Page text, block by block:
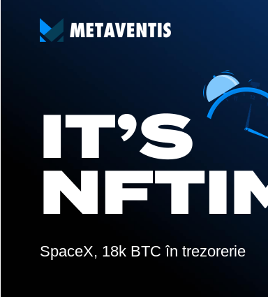
SpaceX, 18k BTC în trezorerie